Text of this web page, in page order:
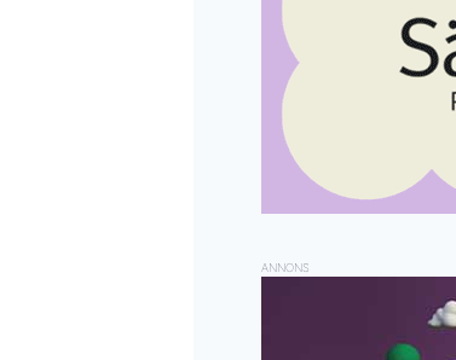
ANNONS